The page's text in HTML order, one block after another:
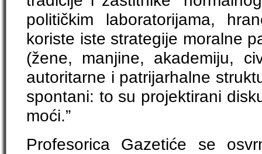
političkim laboratorijama,
koriste iste strategije moralne
(žene, manjine, akademiju,
autoritarne i patrijarhalne
spontani: to su projektirani
moći.”
Profesorica Gazetiće se